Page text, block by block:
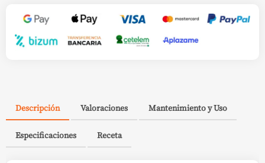
Descripción Valoraciones Mantenimiento y Uso
Especificaciones Receta